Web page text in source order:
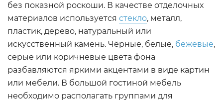
без показной роскоши. В качестве отделочных
материалов используется стекло, металл,
пластик, дерево, натуральный или
искусственный камень. Чёрные, белые, бежевые,
серые или коричневые цвета фона
разбавляются яркими акцентами в виде картин
или мебели. В большой гостиной мебель
необходимо располагать группами для